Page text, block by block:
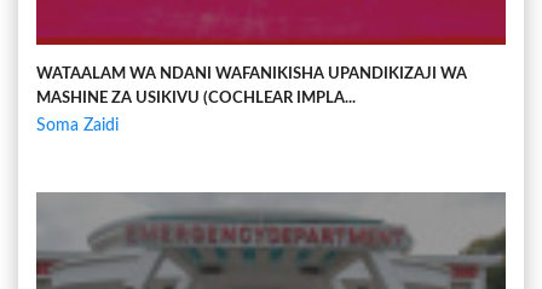
WATAALAM WA NDANI WAFANIKISHA UPANDIKIZAJI WA
MASHINE ZA USIKIVU (COCHLEAR IMPLA...
Soma Zaidi